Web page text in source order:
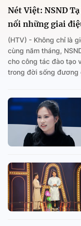
Nét Việt: NSND
nối những giai
(HTV) - Không chỉ là
cùng năm tháng,
cho công tác đào tạo
trong đời sống đương